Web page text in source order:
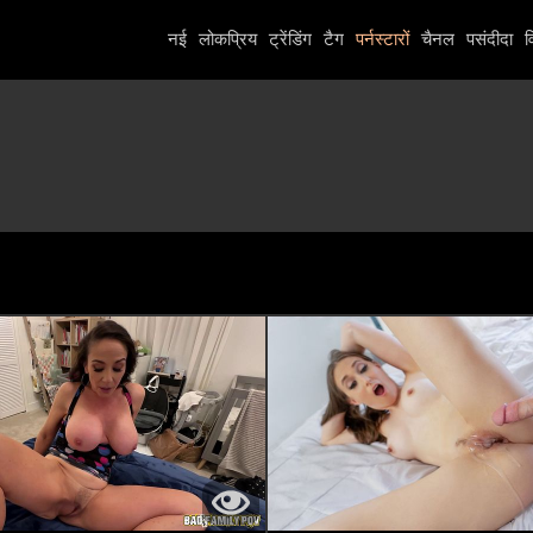
नई लोकप्रिय ट्रेंडिंग टैग पर्नस्टारों चैनल पसंदीदा